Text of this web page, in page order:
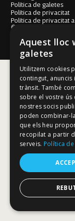
Política de galetes
Política de privacitat
Política de privacitat
© Fundació Mallorca
Disseny i
Aquest lloc
galetes
Utilitzem cookies
contingut,
trànsit. També
sobre el vostre ús
nostres socis
poden combinar-
que els heu
recopilat a partir
serveis. Política